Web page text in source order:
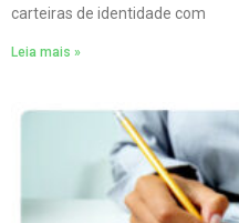
carteiras de identidade com
Leia mais »